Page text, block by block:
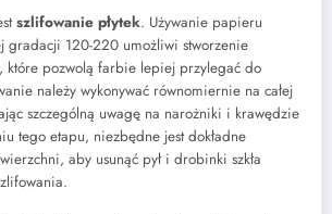
szlifowanie płytek. Używanie papieru
gradacji 120-220 umożliwi stworzenie
które pozwolą farbie lepiej przylegać do
należy wykonywać równomiernie na całej
szczególną uwagę na narożniki i krawędzie
tego etapu, niezbędne jest dokładne
aby usunąć pył i drobinki szkła